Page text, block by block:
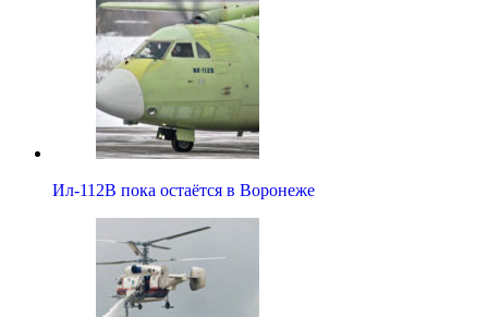
Ил-112В пока остаётся в Воронеже